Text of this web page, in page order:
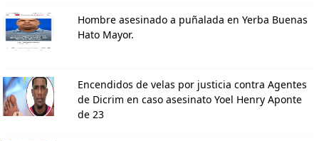
Hombre asesinado a puñalada en Yerba Buenas
Hato Mayor.
Encendidos de velas por justicia contra Agentes
de Dicrim en caso asesinato Yoel Henry Aponte
de 23